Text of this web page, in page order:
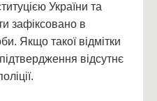
України та
зафіксовано в
Якщо такої відмітки
відсутнє